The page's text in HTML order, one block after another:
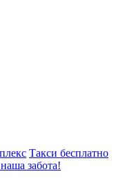
Такси бесплатно
забота!